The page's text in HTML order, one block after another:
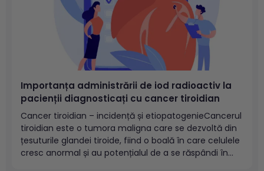
Importanța administrării de iod radioactiv la
pacienții diagnosticați cu cancer tiroidian
Cancer tiroidian – incidență și etiopatogenieCancerul
tiroidian este o tumora maligna care se dezvoltă din
țesuturile glandei tiroide, fiind o boală în care celulele
cresc anormal și au potențialul de a se răspândi în